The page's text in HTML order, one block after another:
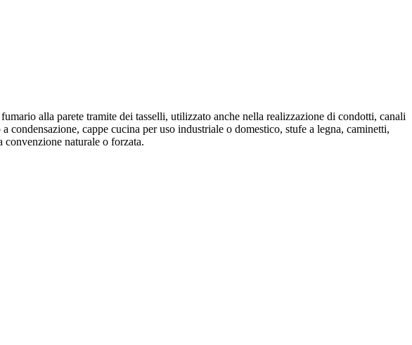
alla parete tramite dei tasselli, utilizzato anche nella realizzazione di condotti, canali
cappe cucina per uso industriale o domestico, stufe a legna, caminetti,
convenzione naturale o forzata.
TOP